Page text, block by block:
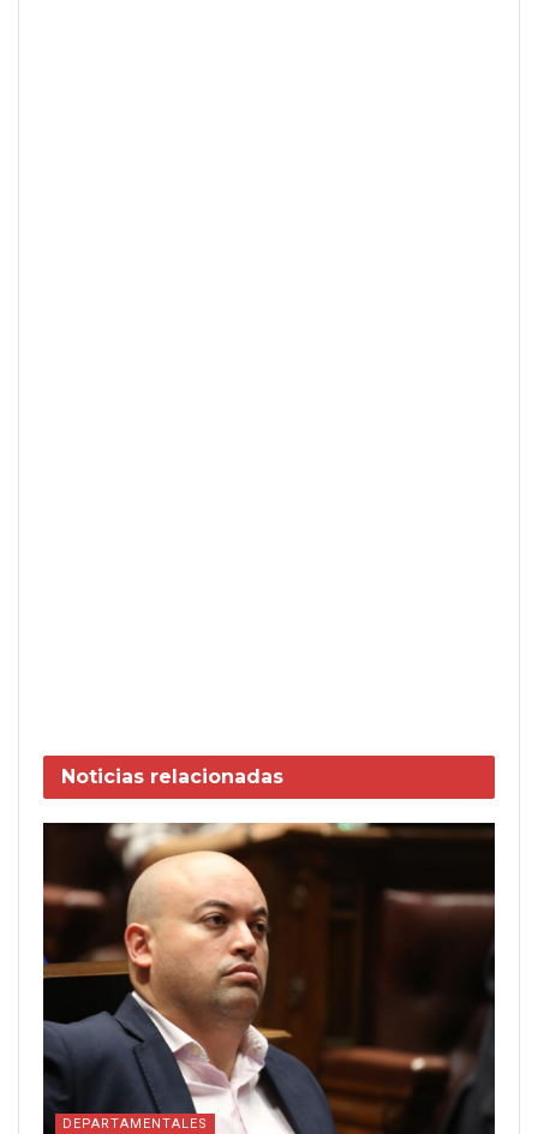
Noticias relacionadas
DEPARTAMENTALES